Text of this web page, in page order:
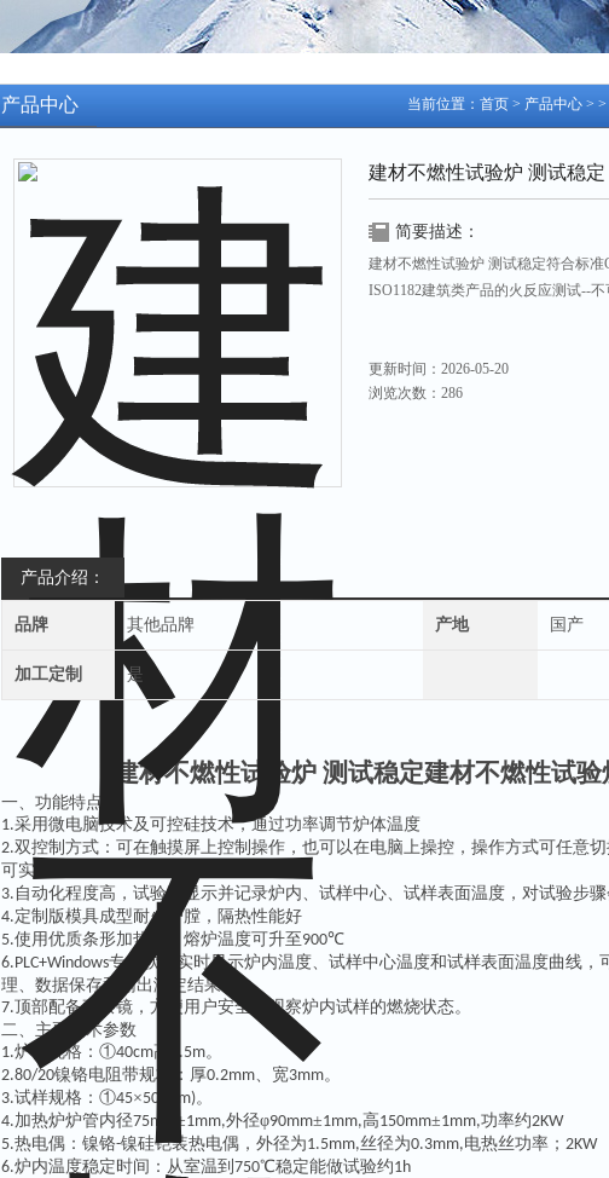
当前位置： 首页 > 产品中心 > >
产品中心
建材不燃性试验炉 测试稳定
简要描述：
建材不燃性试验炉 测试稳定符合标准
ISO1182建筑类产品的火反应测试--
更新时间：2026-05-20
浏览次数：286
产品介绍：
品牌 其他品牌 产地 国产
加工定制 是
建材不燃性试验炉 测试稳定建材不燃性试验
一、功能特点
1.采用微电脑技术及可控硅技术，通过功率调节炉体温度
2.双控制方式：可在触摸屏上控制操作，也可以在电脑上操控，操作方式可任意
可实现
3. 自动化程度高，试验时显示并记录炉内、试样中心、试样表面温度，对试验步
4.定制版模具成型耐火炉膛，隔热性能好
5.使用优质条形加热器，熔炉温度可升至 900℃
6.PLC+Windows专业软件实时显示炉内温度、试样中心温度和试样表面温度曲线，
理、数据保存和输出测定结果。
7.顶部配备观察镜，方便用户安全的观察炉内试样的燃烧状态。
二、主要技术参数
1.炉体规格：①40cm高 1.5m。
2.80/20镍铬电阻带规格：厚0.2mm、宽3mm。
3.试样规格：①45×50(mm)。
4.加热炉炉管内径75mm ±1mm,外径φ90mm±1mm,高150mm±1mm,功率约2KW
5.热电偶：镍铬-镍硅铠装热电偶，外径为1.5mm,丝径为0.3mm,电热丝功率； 2KW
6.炉内温度稳定时间：从室温到 750℃稳定能做试验约1h